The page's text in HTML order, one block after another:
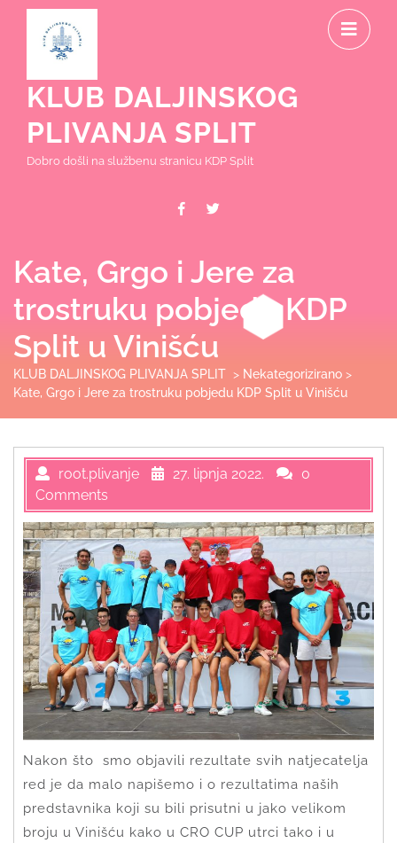
content
KLUB DALJINSKOG
PLIVANJA SPLIT
Dobro došli na službenu stranicu KDP Split
Facebook
Kate, Grgo i Jere za
trostruku pobjedu KDP
Split u Vinišću
KLUB DALJINSKOG PLIVANJA SPLIT > Nekategorizirano >
Kate, Grgo i Jere za trostruku pobjedu KDP Split u Vinišću
root.plivanje 27. lipnja 2022.
0
Comments
Nakon što smo objavili rezultate svih natjecatelja
red je da malo napišemo i o rezultatima naših
predstavnika koji su bili prisutni u jako velikom
broju u Vinišću kako u CRO CUP utrci tako i u